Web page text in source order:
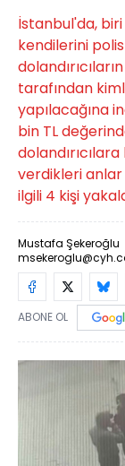
İstanbul'da,
kendilerini
tarafından
yapılacağına
bin TL
verdikleri anlar
ilgili 4 kişi
Mustafa Şekeroğlu
ABONE OL